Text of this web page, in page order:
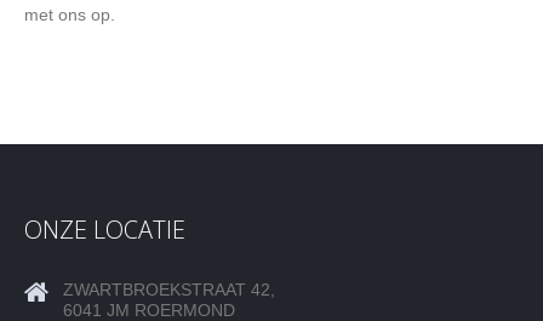
met ons op.
ONZE LOCATIE
ZWARTBROEKSTRAAT 42,
6041 JM ROERMOND